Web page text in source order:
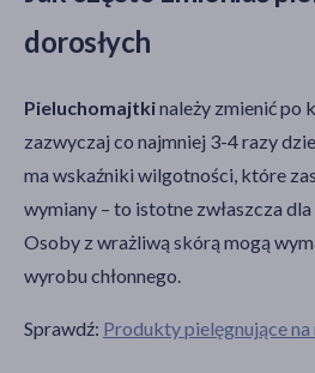
dorosłych
Pieluchomajtkinależy zmienić po
zazwyczaj co najmniej 3-4 razy
ma wskaźniki wilgotności, które
wymiany – to istotne zwłaszcza
Osoby z wrażliwą skórą mogą
wyrobu chłonnego.
Sprawdź: Produkty pielęgnujące